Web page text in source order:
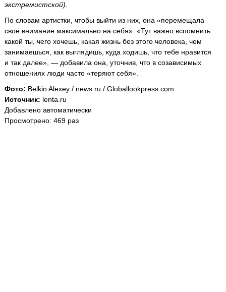
экстремистской)
По словам артистки, чтобы выйти из них, она «перемещала
своё внимание максимально на себя». «Тут важно вспомнить
какой ты, чего хочешь, какая жизнь без этого человека, чем
занимаешься, как выглядишь, куда ходишь, что тебе нравится
и так далее», — добавила она, уточнив, что в созависимых
отношениях люди часто «теряют себя».
Фото: Belkin Alexey / news.ru / Globallookpress.com
Источник: lenta.ru
Добавлено автоматически
Просмотрено: 469 раз